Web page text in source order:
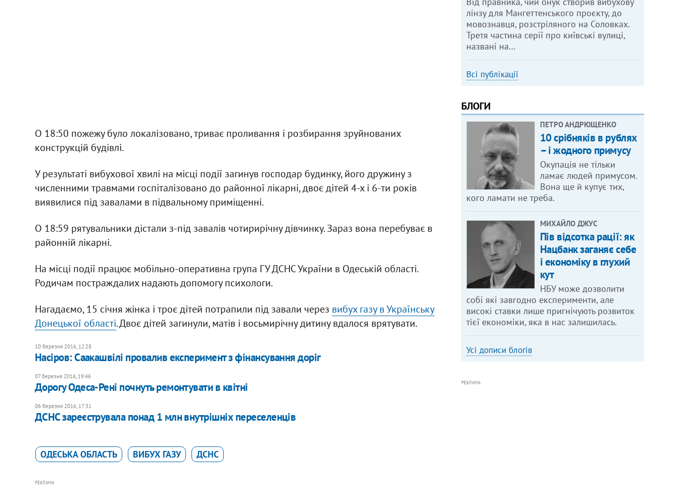
О 18:50 пожежу було локалізовано, триває проливання і розбирання зруйнованих
конструкцій будівлі.
У результаті вибухової хвилі на місці події загинув господар будинку, його дружину з
численними травмами госпіталізовано до районної лікарні, двоє дітей 4-х і 6-ти років
виявилися під завалами в підвальному приміщенні.
О 18:59 рятувальники дістали з-під завалів чотирирічну дівчинку. Зараз вона перебуває в
районній лікарні.
На місці події працює мобільно-оперативна група ГУ ДСНС України в Одеській області.
Родичам постраждалих надають допомогу психологи.
Нагадаємо, 15 січня жінка і троє дітей потрапили під завали через вибух газу в Українську
Донецької області. Двоє дітей загинули, матів і восьмирічну дитину вдалося врятувати.
10 березня 2016, 12:28
Насіров: Саакашвілі провалив експеримент з фінансування доріг
07 березня 2016, 19:46
Дорогу Одеса-Рені почнуть ремонтувати в квітні
06 березня 2016, 17:31
ДСНС зареєструвала понад 1 млн внутрішніх переселенців
ОДЕСЬКА ОБЛАСТЬ ВИБУХ ГАЗУ ДСНС
РЕКЛАМА
лінзу для Мангеттенського проєкту, до
мовознавця, розстріляного на Соловках.
Третя частина серії про київські вулиці,
названі на…
Всі публікації
БЛОГИ
ПЕТРО АНДРЮЩЕНКО
10 срібняків в рублях
– і жодного примусу
Окупація не тільки
ламає людей примусом.
Вона ще й купує тих,
кого ламати не треба.
МИХАЙЛО ДЖУС
Пів відсотка рації: як
Нацбанк заганяє себе
і економіку в глухий
кут
НБУ може дозволити
собі які завгодно експерименти, але
високі ставки лише пригнічують розвиток
тієї економіки, яка в нас залишилась.
Усі дописи блогів
РЕКЛАМА